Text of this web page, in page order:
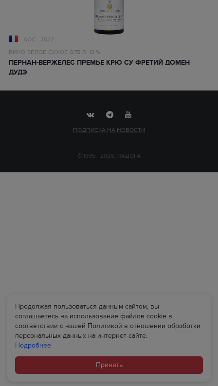
AOC
2022
ВИНО БЕЛОЕ СУХОЕ 0.75 Л, 13 %
ПЕРНАН-ВЕРЖЕЛЕС ПРЕМЬЕ КРЮ СУ ФРЕТИЙ ДОМЕН
ДУДЭ
Продолжая пользоваться данным сайтом, вы
соглашаетесь на использование файлов cookie в
соответствии с нашей Политикой в отношении обработки
персональных данных на интернет-сайте.
Подробнее
Принять
ПОДПИСКА НА НОВОСТИ
© 1995—2026, ЛАДОГА